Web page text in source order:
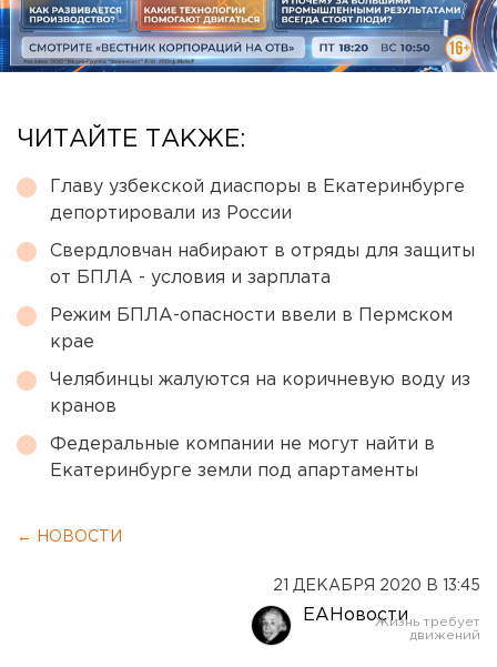
ЧИТАЙТЕ ТАКЖЕ:
Главу узбекской диаспоры в Екатеринбурге
депортировали из России
Свердловчан набирают в отряды для защиты
от БПЛА - условия и зарплата
Режим БПЛА-опасности ввели в Пермском
крае
Челябинцы жалуются на коричневую воду из
кранов
Федеральные компании не могут найти в
Екатеринбурге земли под апартаменты
← НОВОСТИ
21 ДЕКАБРЯ 2020 В 13:45
ЕАНовости